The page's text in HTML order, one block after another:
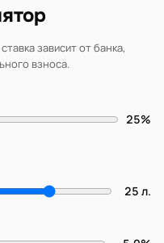
зависит от банка,
взноса.
25%
25 л.